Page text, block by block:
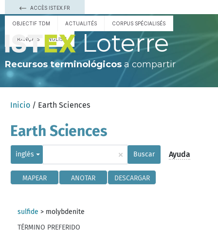
ACCÈS ISTEX.FR
OBJECTIF TDM ACTUALITÉS CORPUS SPÉCIALISÉS
FRANÇAIS ENGLISH Loterre
Recursos terminológicos a compartir
Inicio / Earth Sciences
Earth Sciences
inglés × Buscar Ayuda
MAPEAR ANOTAR DESCARGAR
sulfide > molybdenite
TÉRMINO PREFERIDO